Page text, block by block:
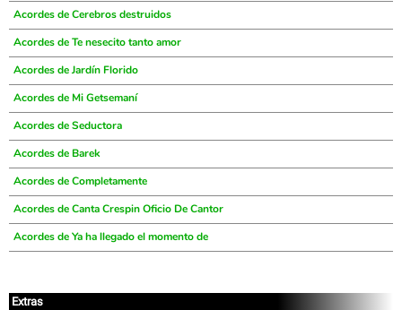
Acordes de Cerebros destruidos
Acordes de Te nesecito tanto amor
Acordes de Jardín Florido
Acordes de Mi Getsemaní
Acordes de Seductora
Acordes de Barek
Acordes de Completamente
Acordes de Canta Crespin Oficio De Cantor
Acordes de Ya ha llegado el momento de
Extras